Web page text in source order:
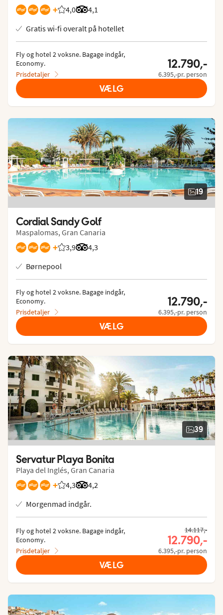
+ 4,0
Bedømmelse fra Spies gæster: 4.017/5
4,1
Bedømmelse fra Tripadvisor: 4.1 of 5
Gratis wi-fi overalt på hotellet
Fly og hotel 2 voksne. Bagage indgår,
Economy.
Prisdetaljer
12.790,-
6.395,-pr. person
VÆLG
19
Cordial Sandy Golf
Maspalomas, Gran Canaria
+ 3,9
Bedømmelse fra Spies gæster: 3.885/5
4,3
Bedømmelse fra Tripadvisor: 4.3 of 5
Børnepool
Fly og hotel 2 voksne. Bagage indgår,
Economy.
Prisdetaljer
12.790,-
6.395,-pr. person
VÆLG
39
Servatur Playa Bonita
Playa del Inglés, Gran Canaria
+ 4,3
Bedømmelse fra Spies gæster: 4.268/5
4,2
Bedømmelse fra Tripadvisor: 4.2 of 5
Morgenmad indgår.
Fly og hotel 2 voksne. Bagage indgår,
Economy.
Prisdetaljer
Tidligere
14.117,-
12.790,-
6.395,-pr. person
VÆLG